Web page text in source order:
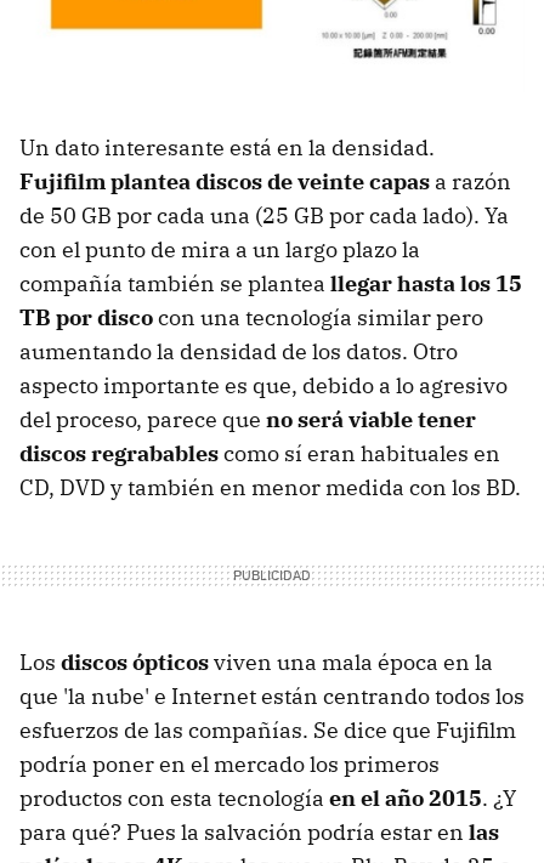
Un dato interesante está en la densidad.
Fujifilm plantea discos de veinte capas a razón
de 50 GB por cada una (25 GB por cada lado). Ya
con el punto de mira a un largo plazo la
compañía también se plantea llegar hasta los 15
TB por discocon una tecnología similar pero
aumentando la densidad de los datos. Otro
aspecto importante es que, debido a lo agresivo
del proceso, parece que no será viable tener
discos regrabablescomo sí eran habituales en
CD, DVD y también en menor medida con los BD.
Los discos ópticosviven una mala época en la
que 'la nube' e Internet están centrando todos los
esfuerzos de las compañías. Se dice que Fujifilm
podría poner en el mercado los primeros
productos con esta tecnología en el año 2015. ¿Y
para qué? Pues la salvación podría estar en las